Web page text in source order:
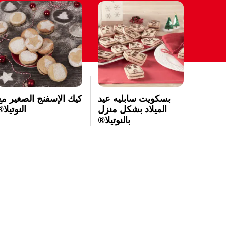
بسكويت سابليه عيد
الميلاد بشكل منزل
بالنوتيلا®‎
كيك الإسفنج الصغير